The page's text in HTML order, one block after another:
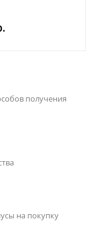
получения
на покупку